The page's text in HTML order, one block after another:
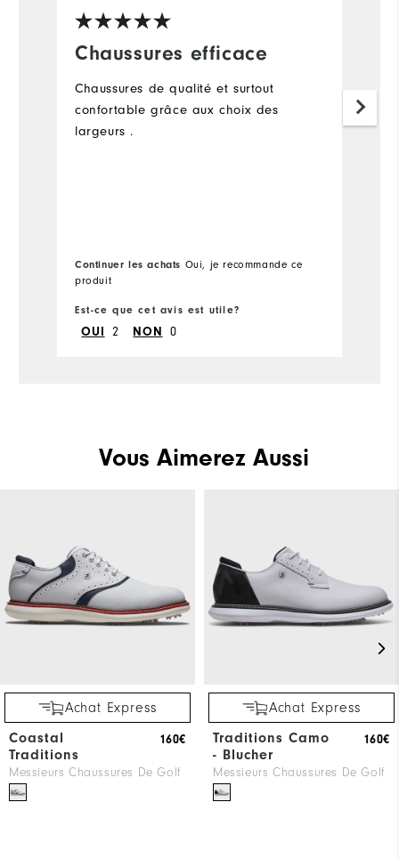
Chaussures efficace
Chaussures de qualité et surtout
confortable grâce aux choix des
largeurs .
Continuer les achats Oui, je recommande ce
produit
Est-ce que cet avis est utile?
OUI 2 NON 0
Vous Aimerez Aussi
Achat Express
Coastal
Traditions
Messieurs Chaussures De Golf
160€
Achat Express
Traditions Camo
- Blucher
Messieurs Chaussures De Golf
160€